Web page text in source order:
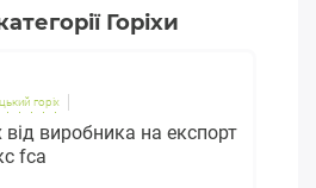
Горіхи
горіх
від виробника на експорт
fca